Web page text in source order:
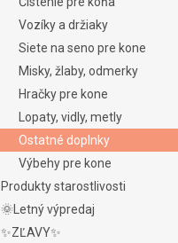
Vozíky a držiaky
Siete na seno pre kone
Misky, žlaby, odmerky
Hračky pre kone
Lopaty, vidly, metly
Ostatné doplnky
Výbehy pre kone
Produkty starostlivosti
🌞Letný výpredaj
✨ZĽAVY✨